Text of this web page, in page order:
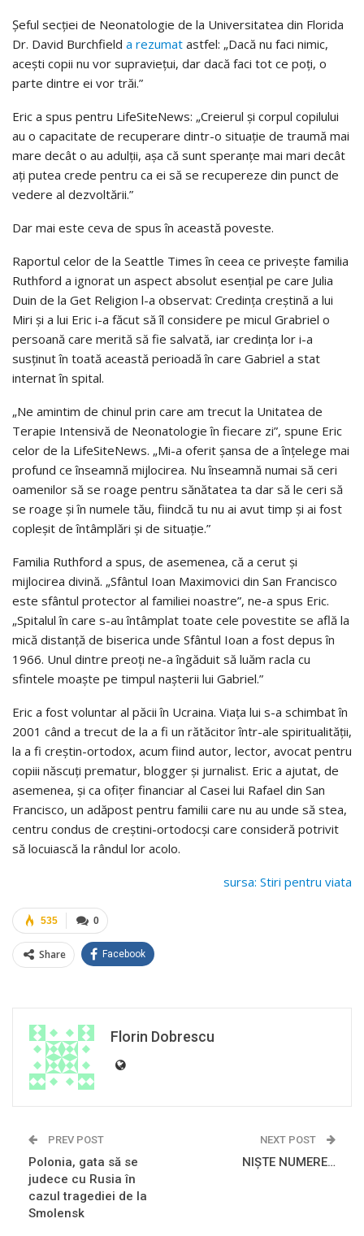
Șeful secției de Neonatologie de la Universitatea din Florida
Dr. David Burchfield a rezumat astfel: „Dacă nu faci nimic,
acești copii nu vor supraviețui, dar dacă faci tot ce poți, o
parte dintre ei vor trăi.”
Eric a spus pentru LifeSiteNews: „Creierul și corpul copilului
au o capacitate de recuperare dintr-o situație de traumă mai
mare decât o au adulții, așa că sunt speranțe mai mari decât
ați putea crede pentru ca ei să se recupereze din punct de
vedere al dezvoltării.”
Dar mai este ceva de spus în această poveste.
Raportul celor de la Seattle Times în ceea ce privește familia
Ruthford a ignorat un aspect absolut esențial pe care Julia
Duin de la Get Religion l-a observat: Credința creștină a lui
Miri și a lui Eric i-a făcut să îl considere pe micul Grabriel o
persoană care merită să fie salvată, iar credința lor i-a
susținut în toată această perioadă în care Gabriel a stat
internat în spital.
„Ne amintim de chinul prin care am trecut la Unitatea de
Terapie Intensivă de Neonatologie în fiecare zi”, spune Eric
celor de la LifeSiteNews. „Mi-a oferit șansa de a înțelege mai
profund ce înseamnă mijlocirea. Nu înseamnă numai să ceri
oamenilor să se roage pentru sănătatea ta dar să le ceri să
se roage și în numele tău, fiindcă tu nu ai avut timp și ai fost
copleșit de întâmplări și de situație.”
Familia Ruthford a spus, de asemenea, că a cerut și
mijlocirea divină. „Sfântul Ioan Maximovici din San Francisco
este sfântul protector al familiei noastre”, ne-a spus Eric.
„Spitalul în care s-au întâmplat toate cele povestite se află la
mică distanță de biserica unde Sfântul Ioan a fost depus în
1966. Unul dintre preoți ne-a îngăduit să luăm racla cu
sfintele moaște pe timpul nașterii lui Gabriel.”
Eric a fost voluntar al păcii în Ucraina. Viața lui s-a schimbat în
2001 când a trecut de la a fi un rătăcitor într-ale spiritualității,
la a fi creștin-ortodox, acum fiind autor, lector, avocat pentru
copiii născuți prematur, blogger și jurnalist. Eric a ajutat, de
asemenea, și ca ofițer financiar al Casei lui Rafael din San
Francisco, un adăpost pentru familii care nu au unde să stea,
centru condus de creștini-ortodocși care consideră potrivit
să locuiască la rândul lor acolo.
sursa: Stiri pentru viata
0
535
Share Facebook
Florin Dobrescu
PREV POST
Polonia, gata să se
judece cu Rusia în
cazul tragediei de la
Smolensk
NEXT POST
NIŞTE NUMERE…